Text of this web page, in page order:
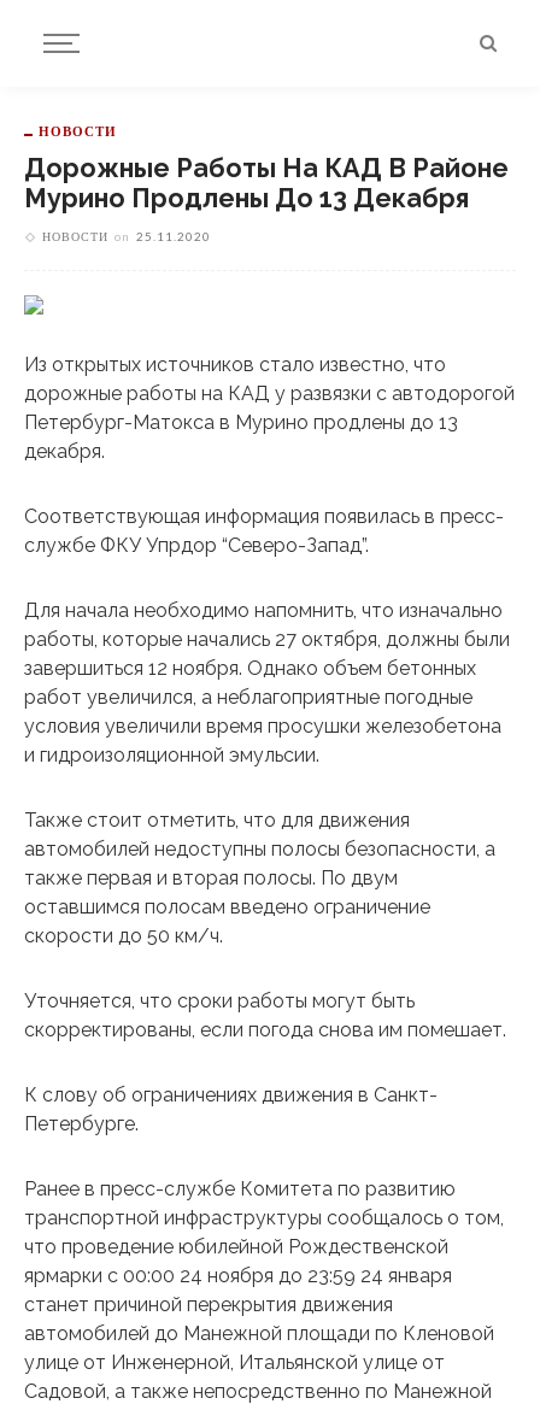
НОВОСТИ
Дорожные Работы На КАД В Районе
Мурино Продлены До 13 Декабря
НОВОСТИ on 25.11.2020
Из открытых источников стало известно, что
дорожные работы на КАД у развязки с автодорогой
Петербург-Матокса в Мурино продлены до 13
декабря.
Соответствующая информация появилась в пресс-
службе ФКУ Упрдор “Северо-Запад”.
Для начала необходимо напомнить, что изначально
работы, которые начались 27 октября, должны были
завершиться 12 ноября. Однако объем бетонных
работ увеличился, а неблагоприятные погодные
условия увеличили время просушки железобетона
и гидроизоляционной эмульсии.
Также стоит отметить, что для движения
автомобилей недоступны полосы безопасности, а
также первая и вторая полосы. По двум
оставшимся полосам введено ограничение
скорости до 50 км/ч.
Уточняется, что сроки работы могут быть
скорректированы, если погода снова им помешает.
К слову об ограничениях движения в Санкт-
Петербурге.
Ранее в пресс-службе Комитета по развитию
транспортной инфраструктуры сообщалось о том,
что проведение юбилейной Рождественской
ярмарки с 00:00 24 ноября до 23:59 24 января
станет причиной перекрытия движения
автомобилей до Манежной площади по Кленовой
улице от Инженерной, Итальянской улице от
Садовой, а также непосредственно по Манежной